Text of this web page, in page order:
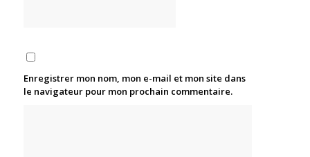
Enregistrer mon nom, mon e-mail et mon site dans
le navigateur pour mon prochain commentaire.